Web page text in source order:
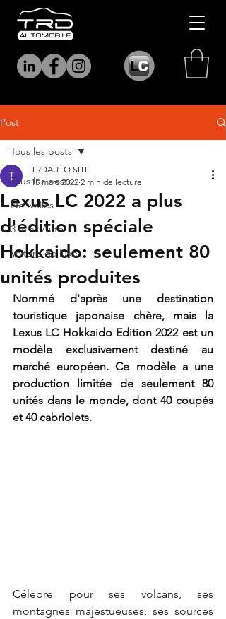
Post
Tous les posts
Nouvelles
3 mins Auto
Voiture de luxe
Tous les posts
Lexus LC 2022 a plus
d'édition spéciale
Hokkaido: seulement 80
unités produites
TRDAUTO SITE
15 mars 2022 2 min de lecture
Nommé d'après une destination
touristique japonaise chère, mais la
Lexus LC Hokkaido Edition 2022 est un
modèle exclusivement destiné au
marché européen. Ce modèle a une
production limitée de seulement 80
unités dans le monde, dont 40 coupés
et 40 cabriolets.
Célèbre pour ses volcans, ses
montagnes majestueuses, ses sources